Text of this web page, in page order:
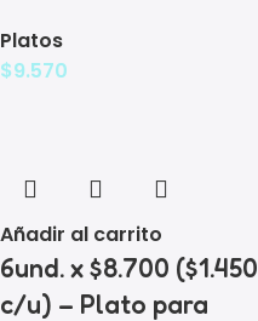
Platos
$9.570
Añadir al carrito
6und. x $8.700 ($1.450
c/u) – Plato para